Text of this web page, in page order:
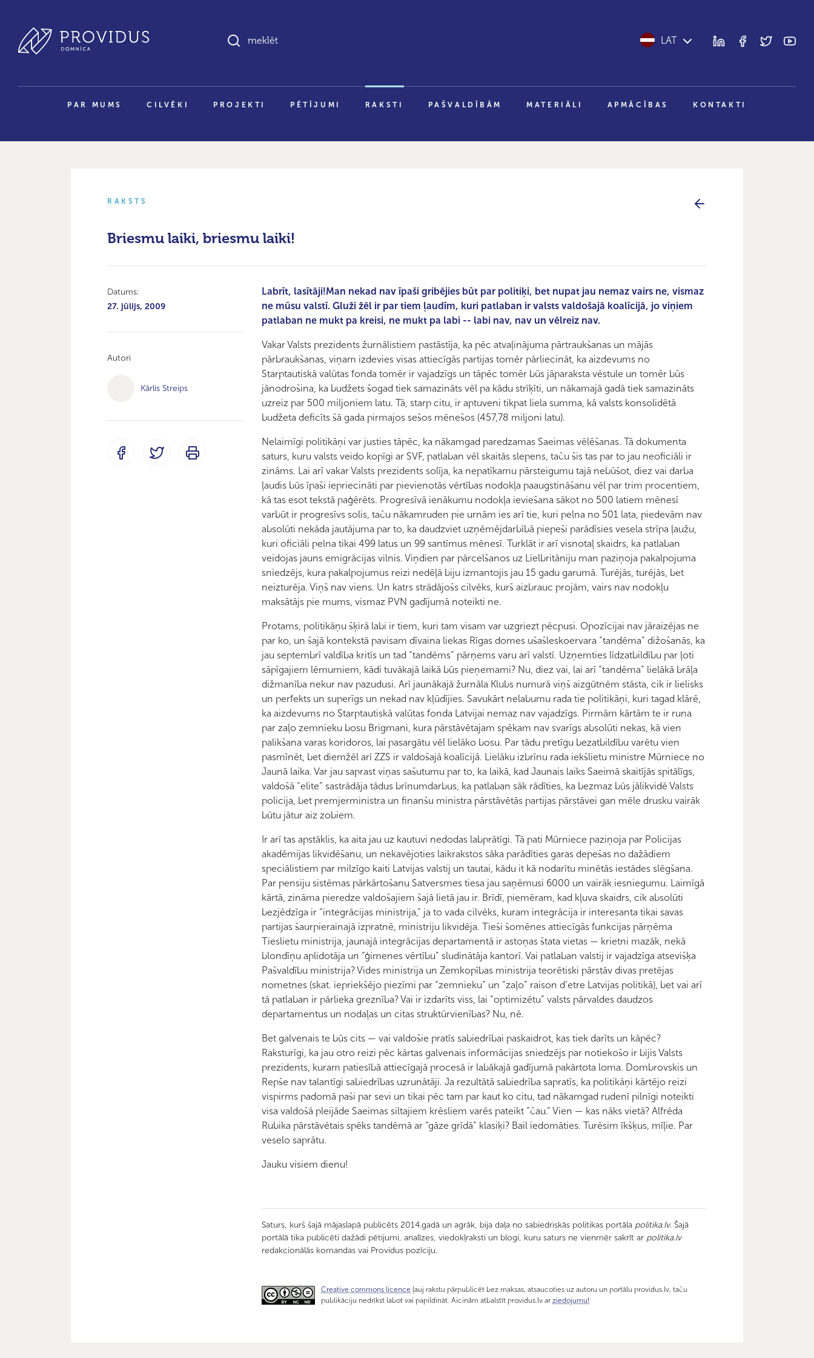
LAT
PAR MUMS CILVĒKI PROJEKTI PĒTĪJUMI RAKSTI PAŠVALDĪBĀM MATERIĀLI APMĀCĪBAS KONTAKTI
RAKSTS
Briesmu laiki, briesmu laiki!
Datums:
27. jūlijs, 2009
Autori
Kārlis Streips
Labrīt, lasītāji!Man nekad nav īpaši gribējies būt par politiķi, bet nupat jau nemaz vairs ne, vismaz
ne mūsu valstī. Gluži žēl ir par tiem ļaudīm, kuri patlaban ir valsts valdošajā koalīcijā, jo viņiem
patlaban ne mukt pa kreisi, ne mukt pa labi -- labi nav, nav un vēlreiz nav.
Vakar Valsts prezidents žurnālistiem pastāstīja, ka pēc atvaļinājuma pārtraukšanas un mājās
pārbraukšanas, viņam izdevies visas attiecīgās partijas tomēr pārliecināt, ka aizdevums no
Starptautiskā valūtas fonda tomēr ir vajadzīgs un tāpēc tomēr būs jāparaksta vēstule un tomēr būs
jānodrošina, ka budžets šogad tiek samazināts vēl pa kādu strīķīti, un nākamajā gadā tiek samazināts
uzreiz par 500 miljoniem latu. Tā, starp citu, ir aptuveni tikpat liela summa, kā valsts konsolidētā
budžeta deficīts šā gada pirmajos sešos mēnešos (457,78 miljoni latu).
Nelaimīgi politikāņi var justies tāpēc, ka nākamgad paredzamas Saeimas vēlēšanas. Tā dokumenta
saturs, kuru valsts veido kopīgi ar SVF, patlaban vēl skaitās slepens, taču šis tas par to jau neoficiāli ir
zināms. Lai arī vakar Valsts prezidents solīja, ka nepatīkamu pārsteigumu tajā nebūšot, diez vai darba
ļaudis būs īpaši iepriecināti par pievienotās vērtības nodokļa paaugstināšanu vēl par trim procentiem,
kā tas esot tekstā paģērēts. Progresīvā ienākumu nodokļa ieviešana sākot no 500 latiem mēnesī
varbūt ir progresīvs solis, taču nākamruden pie urnām ies arī tie, kuri pelna no 501 lata, piedevām nav
absolūti nekāda jautājuma par to, ka daudzviet uzņēmējdarbībā piepeši parādīsies vesela strīpa ļaužu,
kuri oficiāli pelna tikai 499 latus un 99 santīmus mēnesī. Turklāt ir arī visnotaļ skaidrs, ka patlaban
veidojas jauns emigrācijas vilnis. Viņdien par pārcelšanos uz Lielbritāniju man paziņoja pakalpojuma
sniedzējs, kura pakalpojumus reizi nedēļā biju izmantojis jau 15 gadu garumā. Turējās, turējās, bet
neizturēja. Viņš nav viens. Un katrs strādājošs cilvēks, kurš aizbrauc projām, vairs nav nodokļu
maksātājs pie mums, vismaz PVN gadījumā noteikti ne.
Protams, politikāņu šķirā labi ir tiem, kuri tam visam var uzgriezt pēcpusi. Opozīcijai nav jāraizējas ne
par ko, un šajā kontekstā pavisam dīvaina liekas Rīgas domes ušašleskoervara “tandēma” dižošanās, ka
jau septembrī valdība kritīs un tad “tandēms” pārņems varu arī valstī. Uzņemties līdzatbildību par ļoti
sāpīgajiem lēmumiem, kādi tuvākajā laikā būs pieņemami? Nu, diez vai, lai arī “tandēma” lielākā brāļa
dižmanība nekur nav pazudusi. Arī jaunākajā žurnāla Klubs numurā viņš aizgūtnēm stāsta, cik ir lielisks
un perfekts un superīgs un nekad nav kļūdījies. Savukārt nelabumu rada tie politikāņi, kuri tagad klārē,
ka aizdevums no Starptautiskā valūtas fonda Latvijai nemaz nav vajadzīgs. Pirmām kārtām te ir runa
par zaļo zemnieku bosu Brigmani, kura pārstāvētajam spēkam nav svarīgs absolūti nekas, kā vien
palikšana varas koridoros, lai pasargātu vēl lielāko bosu. Par tādu pretīgu bezatbildību varētu vien
pasmīnēt, bet diemžēl arī ZZS ir valdošajā koalīcijā. Lielāku izbrīnu rada iekšlietu ministre Mūrniece no
Jaunā laika. Var jau saprast viņas sašutumu par to, ka laikā, kad Jaunais laiks Saeimā skaitījās spitālīgs,
valdošā “elite” sastrādāja tādus brīnumdarbus, ka patlaban sāk rādīties, ka bezmaz būs jālikvidē Valsts
policija, bet premjerministra un finanšu ministra pārstāvētās partijas pārstāvei gan mēle drusku vairāk
būtu jātur aiz zobiem.
Ir arī tas apstāklis, ka aita jau uz kautuvi nedodas labprātīgi. Tā pati Mūrniece paziņoja par Policijas
akadēmijas likvidēšanu, un nekavējoties laikrakstos sāka parādīties garas depešas no dažādiem
speciālistiem par milzīgo kaiti Latvijas valstij un tautai, kādu it kā nodarītu minētās iestādes slēgšana.
Par pensiju sistēmas pārkārtošanu Satversmes tiesa jau saņēmusi 6000 un vairāk iesniegumu. Laimīgā
kārtā, zināma pieredze valdošajiem šajā lietā jau ir. Brīdī, piemēram, kad kļuva skaidrs, cik absolūti
bezjēdzīga ir “integrācijas ministrija,” ja to vada cilvēks, kuram integrācija ir interesanta tikai savas
partijas šaurpierainajā izpratnē, ministriju likvidēja. Tieši šomēnes attiecīgās funkcijas pārņēma
Tieslietu ministrija, jaunajā integrācijas departamentā ir astoņas štata vietas — krietni mazāk, nekā
blondīņu aplidotāja un “ģimenes vērtību” sludinātāja kantorī. Vai patlaban valstij ir vajadzīga atsevišķa
Pašvaldību ministrija? Vides ministrija un Zemkopības ministrija teorētiski pārstāv divas pretējas
nometnes (skat. iepriekšējo piezīmi par “zemnieku” un “zaļo” raison d’etre Latvijas politikā), bet vai arī
tā patlaban ir pārlieka greznība? Vai ir izdarīts viss, lai “optimizētu” valsts pārvaldes daudzos
departamentus un nodaļas un citas struktūrvienības? Nu, nē.
Bet galvenais te būs cits — vai valdošie pratīs sabiedrībai paskaidrot, kas tiek darīts un kāpēc?
Raksturīgi, ka jau otro reizi pēc kārtas galvenais informācijas sniedzējs par notiekošo ir bijis Valsts
prezidents, kuram patiesībā attiecīgajā procesā ir labākajā gadījumā pakārtota loma. Dombrovskis un
Repše nav talantīgi sabiedrības uzrunātāji. Ja rezultātā sabiedrība sapratīs, ka politikāņi kārtējo reizi
vispirms padomā paši par sevi un tikai pēc tam par kaut ko citu, tad nākamgad rudenī pilnīgi noteikti
visa valdošā pleijāde Saeimas siltajiem krēsliem varēs pateikt “čau.” Vien — kas nāks vietā? Alfrēda
Rubika pārstāvētais spēks tandēmā ar “gāze grīdā” klasiķi? Bail iedomāties. Turēsim īkšķus, mīļie. Par
veselo saprātu.
Jauku visiem dienu!
Saturs, kurš šajā mājaslapā publicēts 2014.gadā un agrāk, bija daļa no sabiedriskās politikas portāla politika.lv. Šajā
portālā tika publicēti dažādi pētijumi, analīzes, viedokļraksti un blogi, kuru saturs ne vienmēr sakrīt ar politika.lv
redakcionālās komandas vai Providus pozīciju.
Creative commons licence ļauj rakstu pārpublicēt bez maksas, atsaucoties uz autoru un portālu providus.lv, taču
publikāciju nedrīkst labot vai papildināt. Aicinām atbalstīt providus.lv ar ziedojumu!